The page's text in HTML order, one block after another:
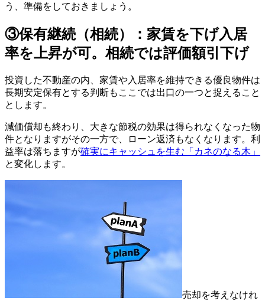
う、準備をしておきましょう。
③保有継続（相続）：家賃を下げ入居
率を上昇が可。相続では評価額引下げ
投資した不動産の内、家賃や入居率を維持できる優良物件は
長期安定保有とする判断もここでは出口の一つと捉えること
とします。
減価償却も終わり、大きな節税の効果は得られなくなった物
件となりますがその一方で、ローン返済もなくなります。利
益率は落ちますが確実にキャッシュを生む「カネのなる木」
と変化します。
売却を考えなけれ